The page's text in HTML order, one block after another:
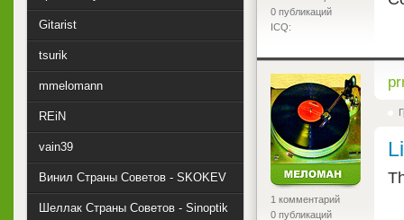
0 публикаций
ICQ:
<
1 комментарий
0 публикаций
Gitarist
tsurik
mmelomann
REiN
vain39
Винил Страны Советов - SKOKEV
Шеллак Страны Советов - Sinoptik